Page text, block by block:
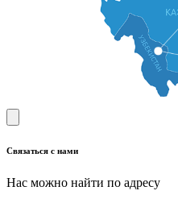
Связаться с нами
Нас можно найти по адресу